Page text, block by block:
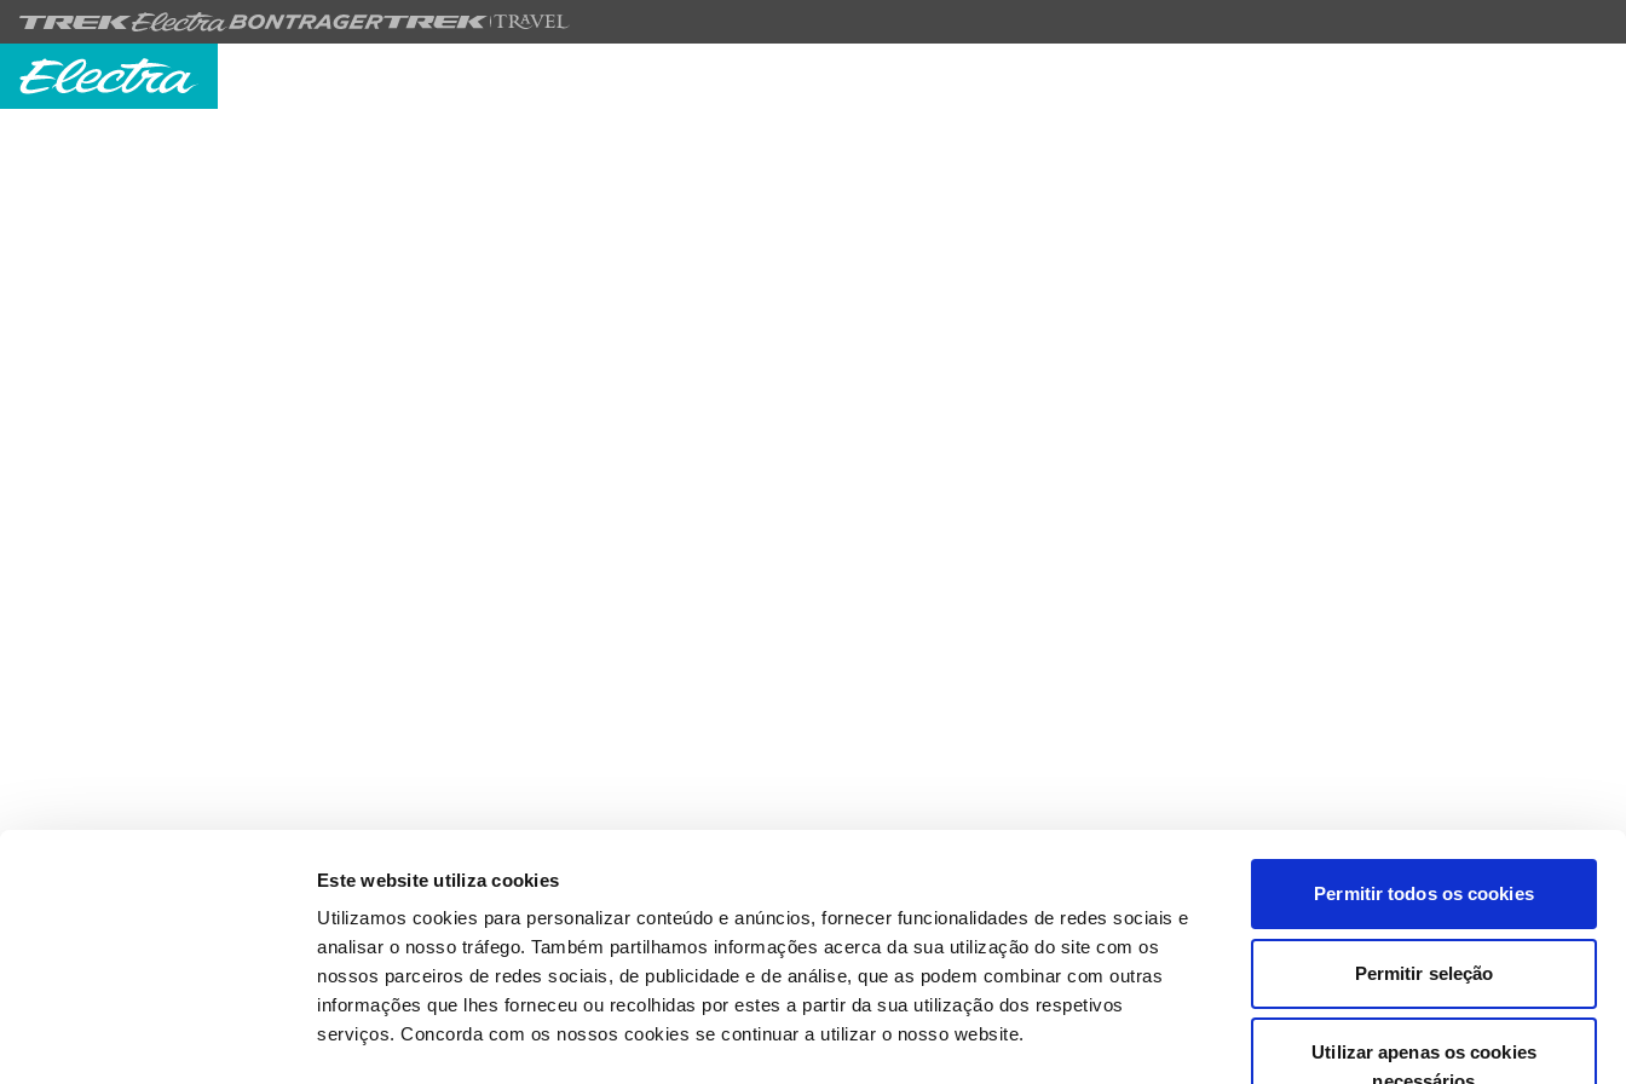
Este website utiliza cookies
Utilizamos cookies para personalizar conteúdo e anúncios, fornecer funcionalidades de redes sociais e
analisar o nosso tráfego. Também partilhamos informações acerca da sua utilização do site com os
nossos parceiros de redes sociais, de publicidade e de análise, que as podem combinar com outras
informações que lhes forneceu ou recolhidas por estes a partir da sua utilização dos respetivos
serviços. Concorda com os nossos cookies se continuar a utilizar o nosso website.
Permitir todos os cookies
Permitir seleção
Utilizar apenas os cookies